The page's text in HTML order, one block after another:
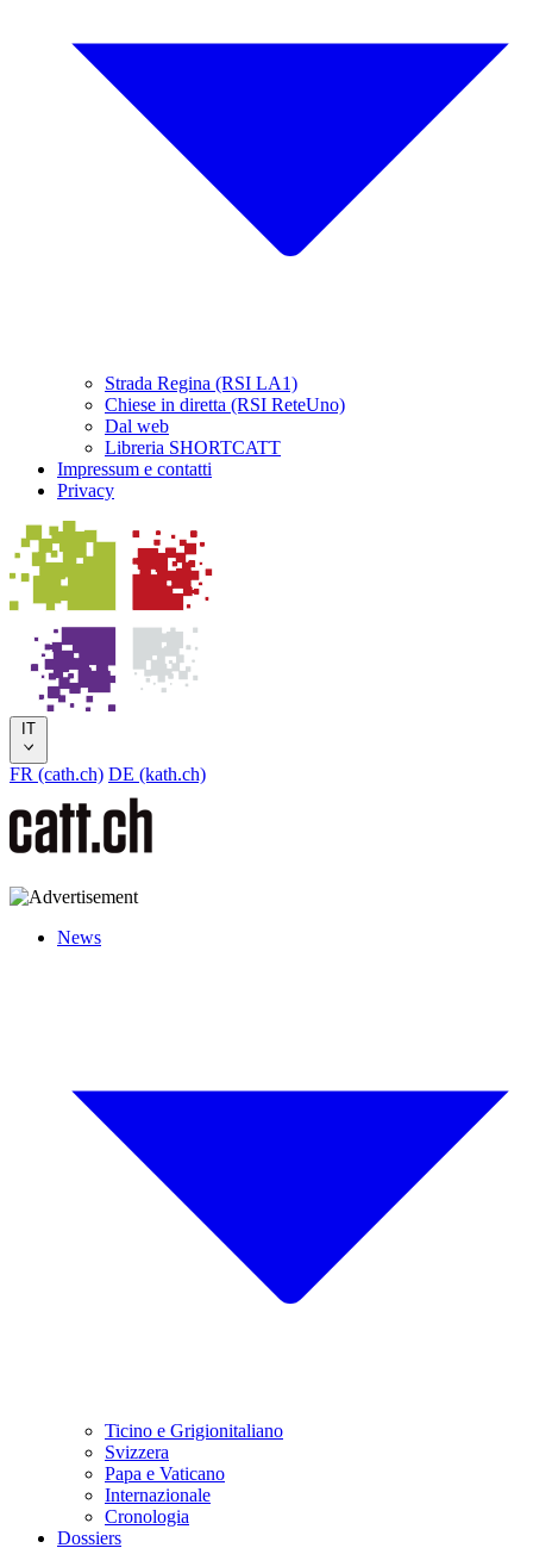
Strada Regina (RSI LA1)
Chiese in diretta (RSI ReteUno)
Dal web
Libreria SHORTCATT
Impressum e contatti
Privacy
IT
FR (cath.ch) DE (kath.ch)
News
Ticino e Grigionitaliano
Svizzera
Papa e Vaticano
Internazionale
Cronologia
Dossiers